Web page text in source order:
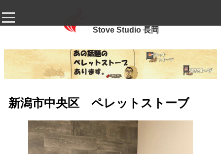
Stove Studio 長岡
新潟市中央区 ペレットストーブ